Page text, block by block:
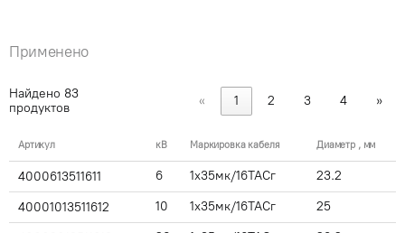
Применено
Найдено 83
продуктов
« 1 2 3 4 »
Артикул кВ Маркировка кабеля Диаметр , мм
4000613511611 6 1x35мк/16ТАСг 23.2
40001013511612 10 1x35мк/16ТАСг 25